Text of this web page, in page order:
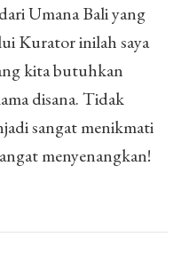
Umana Bali yang
Kurator inilah saya
kita butuhkan
disana. Tidak
sangat menikmati
menyenangkan!